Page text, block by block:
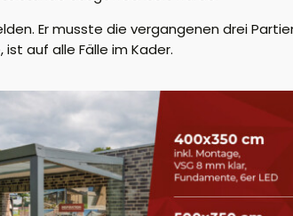
Er musste die vergangenen drei
auf alle Fälle im Kader.